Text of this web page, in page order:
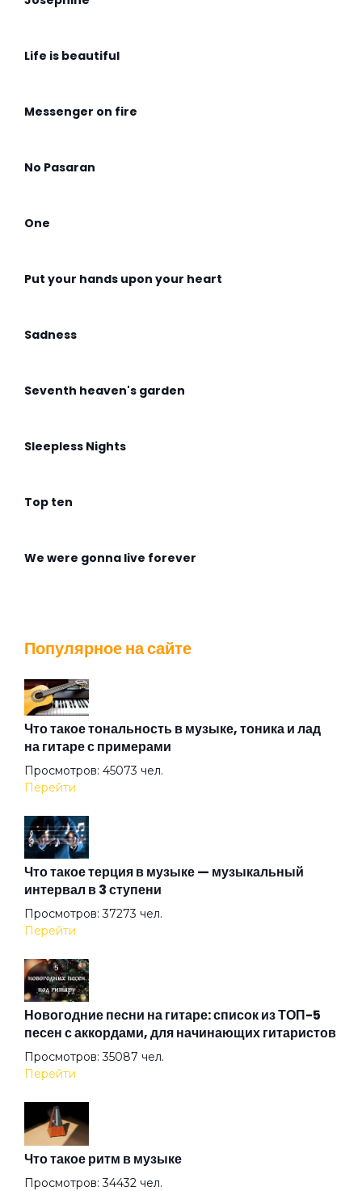
Life is beautiful
Messenger on fire
No Pasaran
One
Put your hands upon your heart
Sadness
Seventh heaven's garden
Sleepless Nights
Top ten
We were gonna live forever
Алиса
Алмазная душа
Амазонка
Ангел на свече
Ангел
Арена
Аристократы
Популярное на сайте
Что такое тональность в музыке, тоника и лад
на гитаре с примерами
Просмотров: 45073 чел.
Перейти
Что такое терция в музыке — музыкальный
интервал в 3 ступени
Просмотров: 37273 чел.
Перейти
Новогодние песни на гитаре: список из ТОП-5
песен с аккордами, для начинающих гитаристов
Просмотров: 35087 чел.
Перейти
Что такое ритм в музыке
Просмотров: 34432 чел.